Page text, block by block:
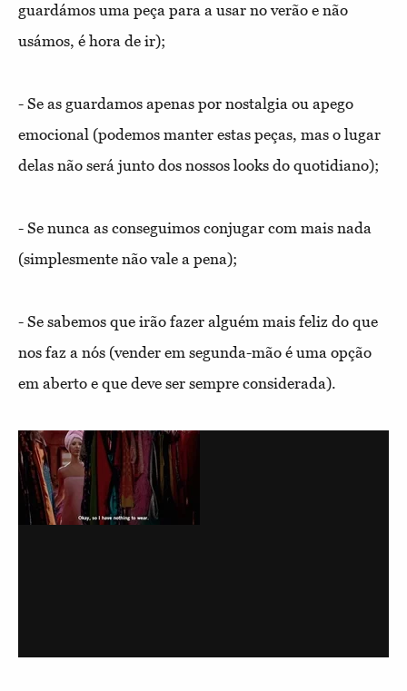
guardámos uma peça para a usar no verão e não
usámos, é hora de ir);
- Se as guardamos apenas por nostalgia ou apego
emocional (podemos manter estas peças, mas o lugar
delas não será junto dos nossos looks do quotidiano);
- Se nunca as conseguimos conjugar com mais nada
(simplesmente não vale a pena);
- Se sabemos que irão fazer alguém mais feliz do que
nos faz a nós (vender em segunda-mão é uma opção
em aberto e que deve ser sempre considerada).